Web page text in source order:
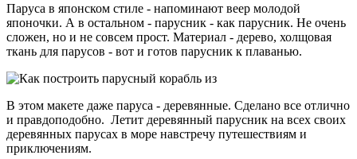
Паруса в японском стиле - напоминают веер молодой
японочки. А в остальном - парусник - как парусник. Не очень
сложен, но и не совсем прост. Материал - дерево, холщовая
ткань для парусов - вот и готов парусник к плаванью.
В этом макете даже паруса - деревянные. Сделано все отлично
и правдоподобно. Летит деревянный парусник на всех своих
деревянных парусах в море навстречу путешествиям и
приключениям.